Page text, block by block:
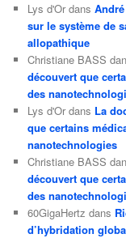
Lys d'Or dans
sur le système de
allopathique
Christiane BASS
découvert que
des
Lys d'Or dans La
que certains
nanotechnologies
Christiane BASS
découvert que
des
60GigaHertz dans
d’hybridation